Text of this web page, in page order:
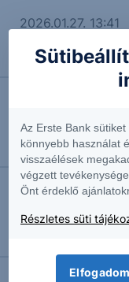
2026.01.27. 13:41
Vezető elemző
Szeszesitallal
Vezető
2025.11.29. 17:16
CACIB Protect
Az Erste Bank
könnyebb használat
visszaélések
végzett
Önt érdeklő
Részletes süti